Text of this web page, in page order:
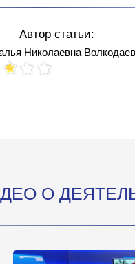
Автор статьи:
Николаевна
О